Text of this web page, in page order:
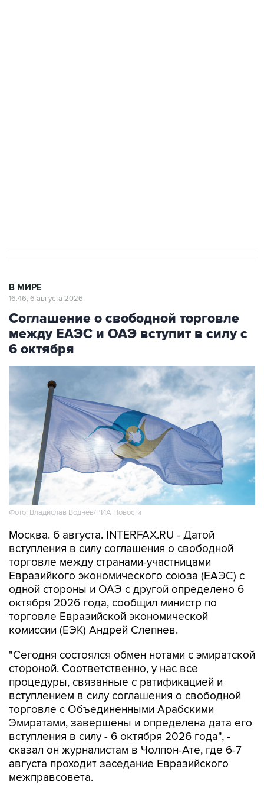
В МИРЕ
16:46, 6 августа 2026
Соглашение о свободной торговле
между ЕАЭС и ОАЭ вступит в силу с
6 октября
Фото: Владислав Воднев/РИА Новости
Москва. 6 августа. INTERFAX.RU - Датой
вступления в силу соглашения о свободной
торговле между странами-участницами
Евразийкого экономического союза (ЕАЭС) с
одной стороны и ОАЭ с другой определено 6
октября 2026 года, сообщил министр по
торговле Евразийской экономической
комиссии (ЕЭК) Андрей Слепнев.
"Сегодня состоялся обмен нотами с эмиратской
стороной. Соответственно, у нас все
процедуры, связанные с ратификацией и
вступлением в силу соглашения о свободной
торговле с Объединенными Арабскими
Эмиратами, завершены и определена дата его
вступления в силу - 6 октября 2026 года", -
сказал он журналистам в Чолпон-Ате, где 6-7
августа проходит заседание Евразийского
межправсовета.